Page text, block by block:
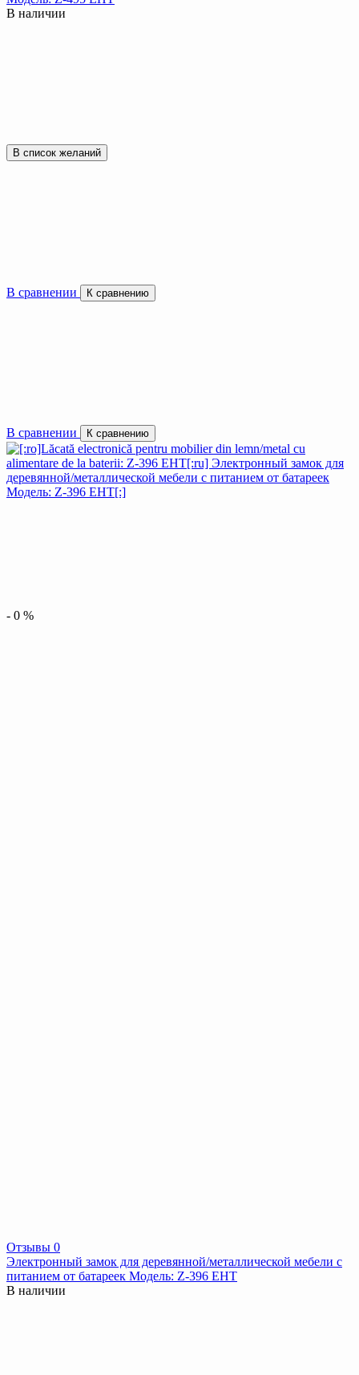
В наличии
В список желаний
В сравнении К сравнению
В сравнении К сравнению
- 0 %
Отзывы 0
Электронный замок для деревянной/металлической мебели с
питанием от батареек Модель: Z-396 EHT
В наличии